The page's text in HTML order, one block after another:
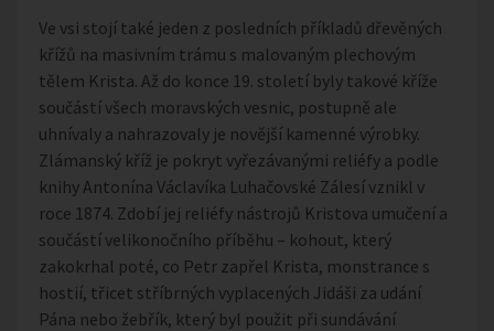
Ve vsi stojí také jeden z posledních příkladů dřevěných
křížů na masivním trámu s malovaným plechovým
tělem Krista. Až do konce 19. století byly takové kříže
součástí všech moravských vesnic, postupně ale
uhnívaly a nahrazovaly je novější kamenné výrobky.
Zlámanský kříž je pokryt vyřezávanými reliéfy a podle
knihy Antonína Václavíka Luhačovské Zálesí vznikl v
roce 1874. Zdobí jej reliéfy nástrojů Kristova umučení a
součástí velikonočního příběhu – kohout, který
zakokrhal poté, co Petr zapřel Krista, monstrance s
hostií, třicet stříbrných vyplacených Jidáši za udání
Pána nebo žebřík, který byl použit při sundávání